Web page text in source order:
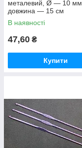
металевий, Ø — 10 мм,
довжина — 15 см
В наявності
47,60 ₴
Купити